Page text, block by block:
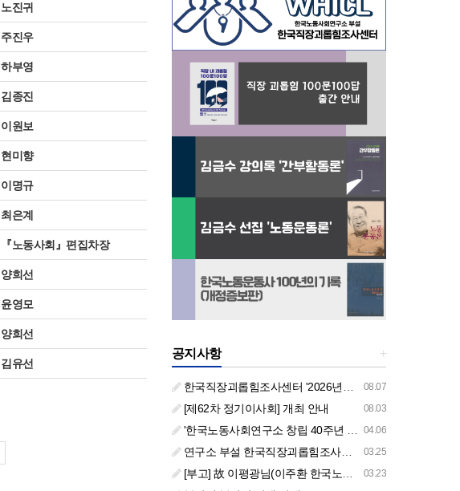
노진귀
주진우
하부영
김종진
이원보
현미향
이명규
최은계
『노동사회』편집차장
양희선
윤영모
양희선
김유선
+
공지사항
08.07
한국직장괴롭힘조사센터 '2026년도 하반기 주요 사업 안내' (교육/컨설팅)
08.03
[제62차 정기이사회] 개최 안내
04.06
'한국노동사회연구소 창립 40주년 기념 행사 안내'
03.25
연구소 부설 한국직장괴롭힘조사센터 '2026년도 주요 사업 안내' (교육/컨설팅)
03.23
[부고] 故 이평광님(이주환 한국노동사회연구소 부소장 부친상)